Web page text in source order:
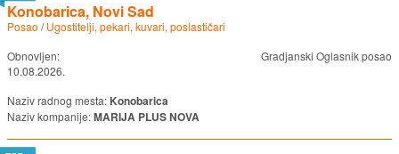
Konobarica, Novi Sad
Posao /Ugostitelji, pekari, kuvari, poslastičari
Gradjanski Oglasnik posao
Obnovljen:
10.08.2026.
Naziv radnog mesta: Konobarica
Naziv kompanije:MARIJA PLUS NOVA